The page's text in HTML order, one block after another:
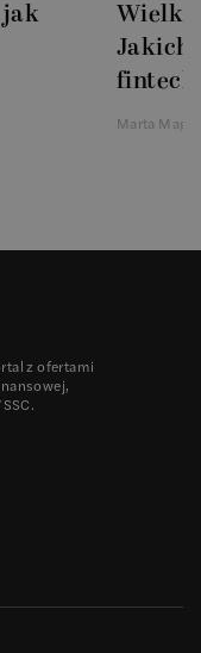
Jakich
Marta
z ofertami